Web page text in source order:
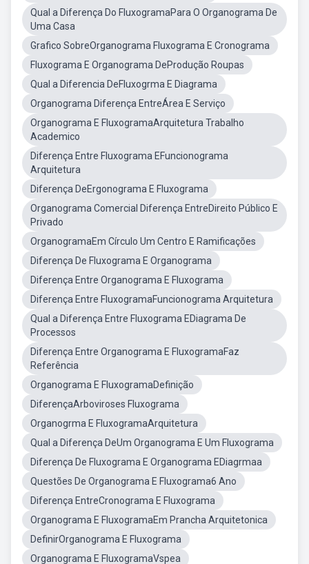
Qual a Diferença Do FluxogramaPara O Organograma De
Uma Casa
Grafico SobreOrganograma Fluxograma E Cronograma
Fluxograma E Organograma DeProdução Roupas
Qual a Diferencia DeFluxogrma E Diagrama
Organograma Diferença EntreÁrea E Serviço
Organograma E FluxogramaArquitetura Trabalho
Academico
Diferença Entre Fluxograma EFuncionograma
Arquitetura
Diferença DeErgonograma E Fluxograma
Organograma Comercial Diferença EntreDireito Público E
Privado
OrganogramaEm Círculo Um Centro E Ramificações
Diferença De Fluxograma E Organograma
Diferença Entre Organograma E Fluxograma
Diferença Entre FluxogramaFuncionograma Arquitetura
Qual a Diferença Entre Fluxograma EDiagrama De
Processos
Diferença Entre Organograma E FluxogramaFaz
Referência
Organograma E FluxogramaDefinição
DiferençaArboviroses Fluxograma
Organogrma E FluxogramaArquitetura
Qual a Diferença DeUm Organograma E Um Fluxograma
Diferença De Fluxograma E Organograma EDiagrmaa
Questões De Organograma E Fluxograma6 Ano
Diferença EntreCronograma E Fluxograma
Organograma E FluxogramaEm Prancha Arquitetonica
DefinirOrganograma E Fluxograma
Organograma E FluxogramaVspea